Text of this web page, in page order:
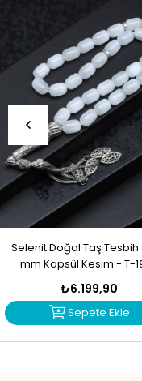
Selenit Doğal Taş Tesbih
mm Kapsül Kesim - T-
₺6.199,90
Sepete Ekle